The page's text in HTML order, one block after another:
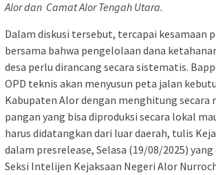
Alordan Camat Alor Tengah Utara.
Dalam diskusi tersebut, tercapai kesamaan
bersama bahwa pengelolaan dana
desa perlu dirancang secara sistematis.
OPD teknis akan menyusun peta jalan
Kabupaten Alor dengan menghitung secara
pangan yang bisa diproduksi secara lokal
harus didatangkan dari luar daerah, tulis
dalam presrelease, Selasa (19/08/2025)
Seksi Intelijen Kejaksaan Negeri Alor